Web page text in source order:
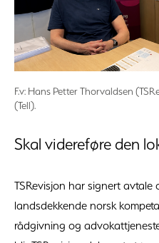
F.v: Hans Petter Thorvaldsen
(Tell).
Skal videreføre den
TSRevisjon har signert avtale
landsdekkende norsk
rådgivning og